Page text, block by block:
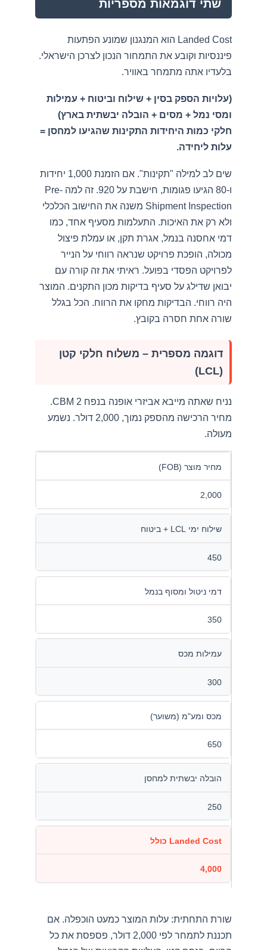
שתי דוגמאות מספריות
Landed Cost הוא המנגנון שמונע הפתעות
פיננסיות וקובע את התמחור הנכון לצרכן הישראלי.
בלעדיו אתה מתמחר באוויר.
(עלויות הספק בסין + שילוח וביטוח + עמילות
ומסי נמל + מסים + הובלה יבשתית בארץ)
חלקי כמות היחידות התקינות שהגיעו למחסן =
עלות ליחידה.
שים לב למילה "תקינות". אם הזמנת 1,000 יחידות
ו-80 הגיעו פגומות, חישבת על 920. זה למה Pre-
Shipment Inspection משנה את החישוב הכלכלי
ולא רק את האיכות. התעלמות מסעיף אחד, כמו
דמי אחסנה בנמל, אגרת תקן, או עמלת פיצול
מכולה, הופכת פרויקט שנראה רווחי על הנייר
לפרויקט הפסדי בפועל. ראיתי את זה קורה עם
יבואן שדילג על סעיף בדיקות מכון התקנים. המוצר
היה רווחי. הבדיקות מחקו את הרווח. הכל בגלל
שורה אחת חסרה בקובץ.
דוגמה מספרית – משלוח חלקי קטן
(LCL)
נניח שאתה מייבא אביזרי אופנה בנפח 2 CBM.
מחיר הרכישה מהספק נמוך, 2,000 דולר. נשמע
מעולה.
מחיר מוצר (FOB)
2,000
שילוח ימי LCL + ביטוח
450
דמי ניטול ומסוף בנמל
350
עמילות מכס
300
מכס ומע"מ (משוער)
650
הובלה יבשתית למחסן
250
Landed Cost כולל
4,000
שורת התחתית: עלות המוצר כמעט הוכפלה. אם
תכננת לתמחר לפי 2,000 דולר, פספסת את כל